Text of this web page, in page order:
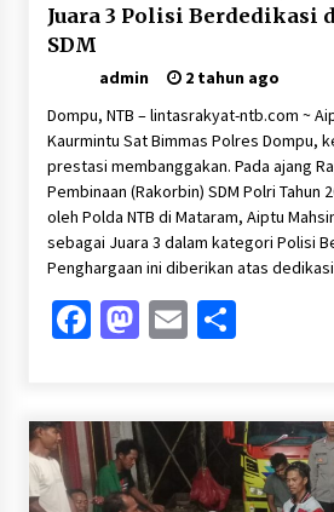
Juara 3 Polisi Berdedikasi
SDM
admin
2 tahun ago
Dompu, NTB – lintasrakyat-ntb.com ~
Kaurmintu Sat Bimmas Polres Dompu,
prestasi membanggakan. Pada ajang
Pembinaan (Rakorbin) SDM Polri Tahun
oleh Polda NTB di Mataram, Aiptu
sebagai Juara 3 dalam kategori Polisi
Penghargaan ini diberikan atas
Facebook
Mastodon
EmailShare